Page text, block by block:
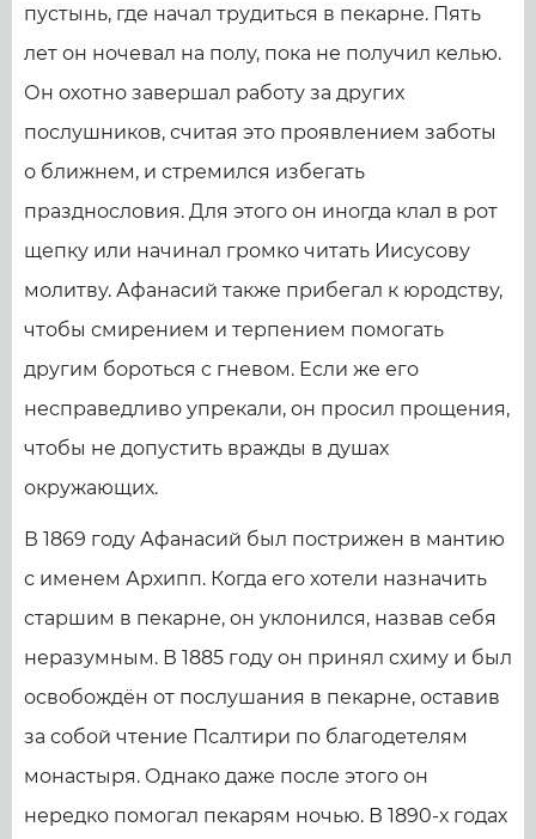
пустынь, где начал трудиться в пекарне. Пять
лет он ночевал на полу, пока не получил келью.
Он охотно завершал работу за других
послушников, считая это проявлением заботы
о ближнем, и стремился избегать
празднословия. Для этого он иногда клал в рот
щепку или начинал громко читать Иисусову
молитву. Афанасий также прибегал к юродству,
чтобы смирением и терпением помогать
другим бороться с гневом. Если же его
несправедливо упрекали, он просил прощения,
чтобы не допустить вражды в душах
окружающих.
В 1869 году Афанасий был пострижен в мантию
с именем Архипп. Когда его хотели назначить
старшим в пекарне, он уклонился, назвав себя
неразумным. В 1885 году он принял схиму и был
освобождён от послушания в пекарне, оставив
за собой чтение Псалтири по благодетелям
монастыря. Однако даже после этого он
нередко помогал пекарям ночью. В 1890-х годах